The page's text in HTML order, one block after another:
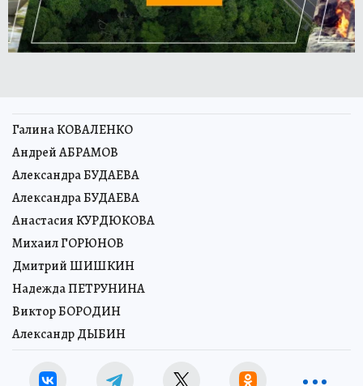
Галина КОВАЛЕНКО
Андрей АБРАМОВ
Александра БУДАЕВА
Александра БУДАЕВА
Анастасия КУРДЮКОВА
Михаил ГОРЮНОВ
Дмитрий ШИШКИН
Надежда ПЕТРУНИНА
Виктор БОРОДИН
Александр ДЫБИН